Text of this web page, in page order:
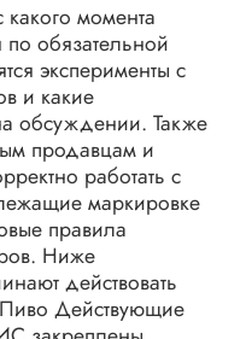
какого момента
по обязательной
эксперименты с
и какие
обсуждении. Также
продавцам и
работать с
маркировке
правила
Ниже
действовать
Действующие